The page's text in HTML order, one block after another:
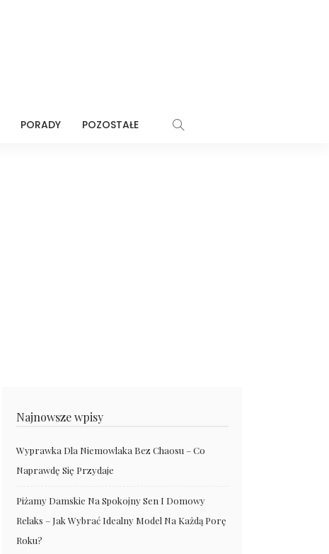
PORADY POZOSTAŁE
Najnowsze wpisy
Wyprawka Dla Niemowlaka Bez Chaosu – Co
Naprawdę Się Przydaje
Piżamy Damskie Na Spokojny Sen I Domowy
Relaks – Jak Wybrać Idealny Model Na Każdą Porę
Roku?